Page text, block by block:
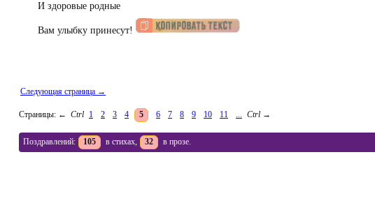
И здоровые родные
Вам улыбку принесут!
Следующая страница →
Страницы: ← Ctrl 1 2 3 4 5 6 7 8 9 10 11 Ctrl →
Поздравлений: 105 в стихах, 32 в прозе.